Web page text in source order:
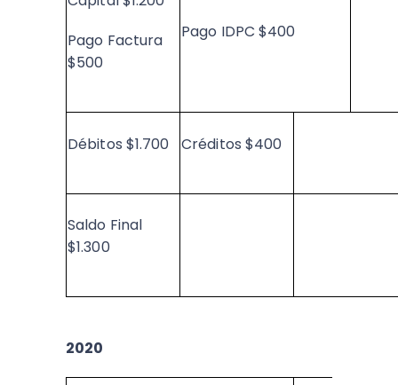
Pago Factura
$500
Pago IDPC $400
Débitos $1.700 Créditos $400
Saldo Final
$1.300
2020